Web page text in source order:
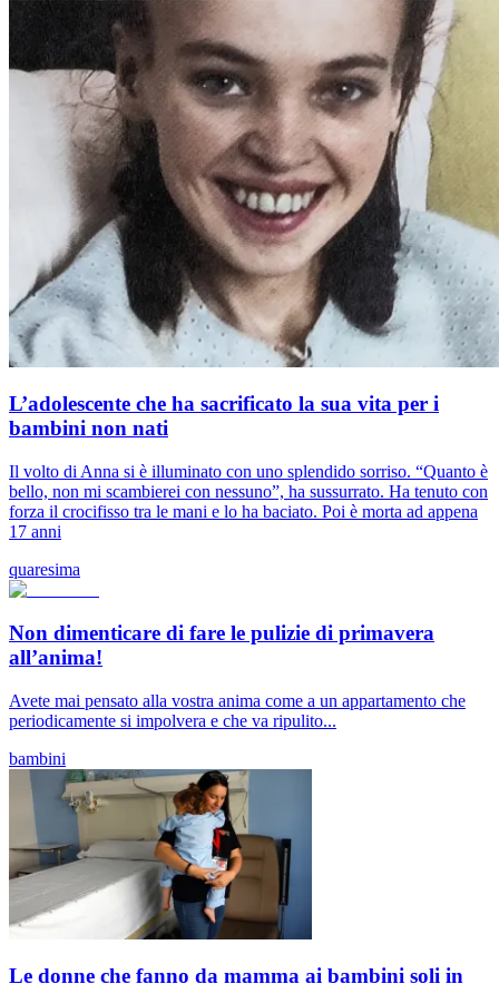
L’adolescente che ha sacrificato la sua vita per i
bambini non nati
Il volto di Anna si è illuminato con uno splendido sorriso. “Quanto è
bello, non mi scambierei con nessuno”, ha sussurrato. Ha tenuto con
forza il crocifisso tra le mani e lo ha baciato. Poi è morta ad appena
17 anni
quaresima
Non dimenticare di fare le pulizie di primavera
all’anima!
Avete mai pensato alla vostra anima come a un appartamento che
periodicamente si impolvera e che va ripulito...
bambini
Le donne che fanno da mamma ai bambini soli in